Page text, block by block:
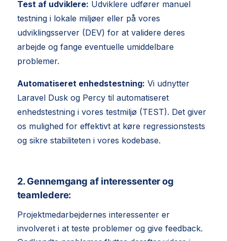
Test af udviklere: Udviklere udfører manuel
testning i lokale miljøer eller på vores
udviklingsserver (DEV) for at validere deres
arbejde og fange eventuelle umiddelbare
problemer.
Automatiseret enhedstestning: Vi udnytter
Laravel Dusk og Percy til automatiseret
enhedstestning i vores testmiljø (TEST). Det giver
os mulighed for effektivt at køre regressionstests
og sikre stabiliteten i vores kodebase.
2. Gennemgang af interessenter og
teamledere:
Projektmedarbejdernes interessenter er
involveret i at teste problemer og give feedback.